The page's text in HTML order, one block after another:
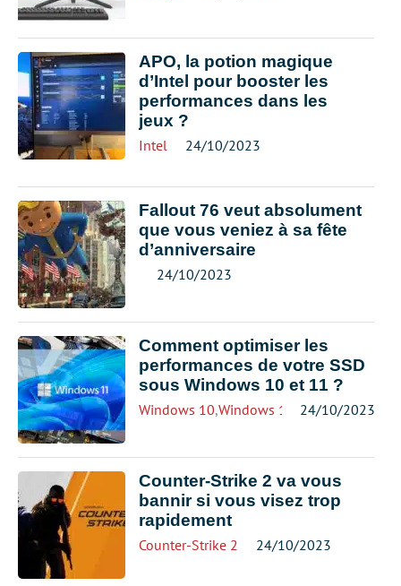
APO, la potion magique
d’Intel pour booster les
performances dans les
jeux ?
Intel 24/10/2023
Fallout 76 veut absolument
que vous veniez à sa fête
d’anniversaire
24/10/2023
Comment optimiser les
performances de votre SSD
sous Windows 10 et 11 ?
Windows 10,Windows 11 24/10/2023
Counter-Strike 2 va vous
bannir si vous visez trop
rapidement
Counter-Strike 2 24/10/2023